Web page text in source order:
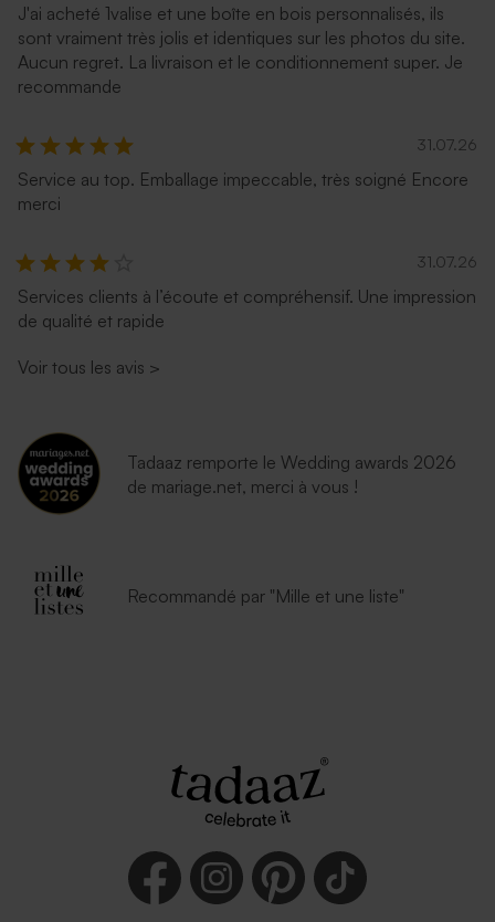
Enveloppe écologique papier
kraft
Enveloppe naissance crème
autocollante
Enveloppe naissance
terracotta
Enveloppe naissance
eucalyptus
Enveloppe naissance
émeraude
Enveloppe rectangle noire
J'ai acheté 1valise et une boîte en bois personnalisés, ils
sont vraiment très jolis et identiques sur les photos du site.
Aucun regret. La livraison et le conditionnement super. Je
recommande
31.07.26
Service au top. Emballage impeccable, très soigné Encore
merci
31.07.26
Services clients à l’écoute et compréhensif. Une impression
de qualité et rapide
Voir tous les avis >
Tadaaz remporte le Wedding awards 2026
de mariage.net, merci à vous !
Recommandé par "Mille et une liste"